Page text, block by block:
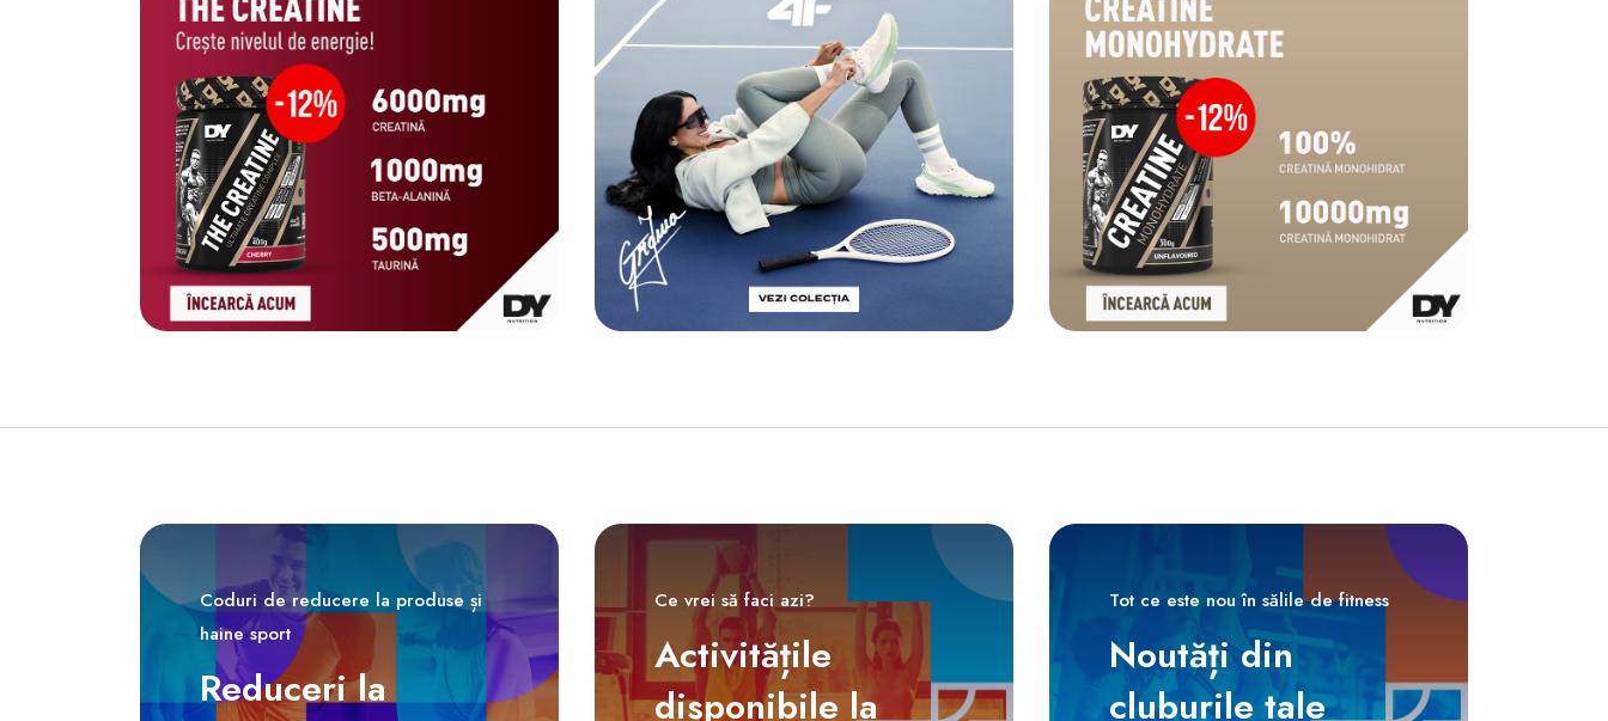
Coduri de reducere la produse și
haine sport
Reduceri la
Ce vrei să faci azi?
Activitățile
disponibile la
Tot ce este nou în sălile de fitness
Noutăți din
cluburile tale